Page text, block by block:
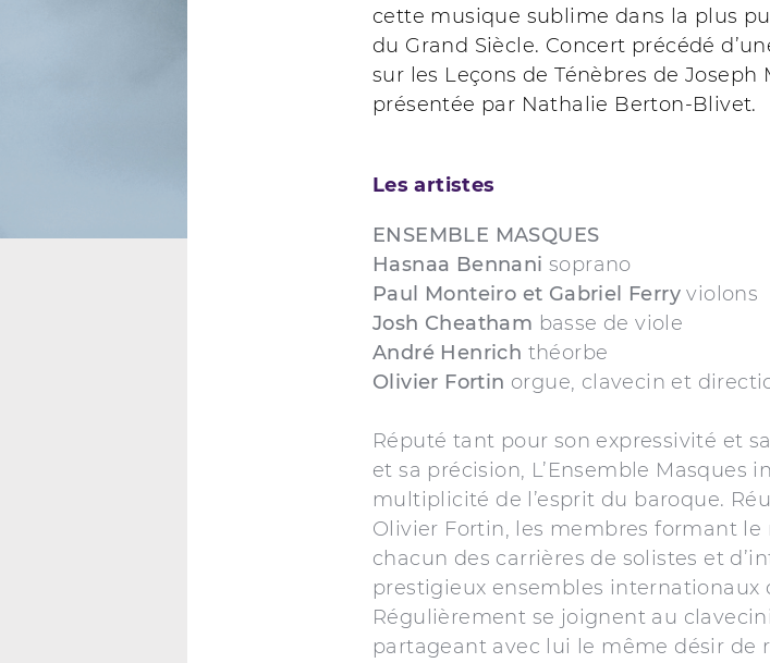
cette musique sublime dans la plus
du Grand Siècle. Concert précédé
sur les Leçons de Ténèbres de Joseph
présentée par Nathalie Berton-Blivet.
Les artistes
ENSEMBLE MASQUES
Hasnaa Bennani soprano
Paul Monteiro et Gabriel Ferry violons
Josh Cheatham basse de viole
André Henrich théorbe
Olivier Fortin orgue, clavecin et
Réputé tant pour son expressivité et
et sa précision, L’Ensemble Masques
multiplicité de l’esprit du baroque.
Olivier Fortin, les membres formant le
chacun des carrières de solistes et
prestigieux ensembles internationaux
Régulièrement se joignent au
partageant avec lui le même désir de